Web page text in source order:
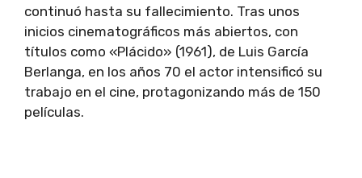
continuó hasta su fallecimiento. Tras unos
inicios cinematográficos más abiertos, con
títulos como «Plácido» (1961), de Luis García
Berlanga, en los años 70 el actor intensificó su
trabajo en el cine, protagonizando más de 150
películas.